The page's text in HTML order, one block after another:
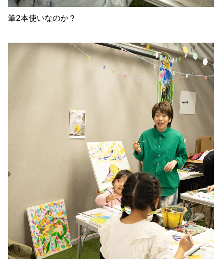
筆2本使いなのか？